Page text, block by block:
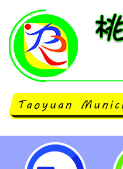
親子天下2023